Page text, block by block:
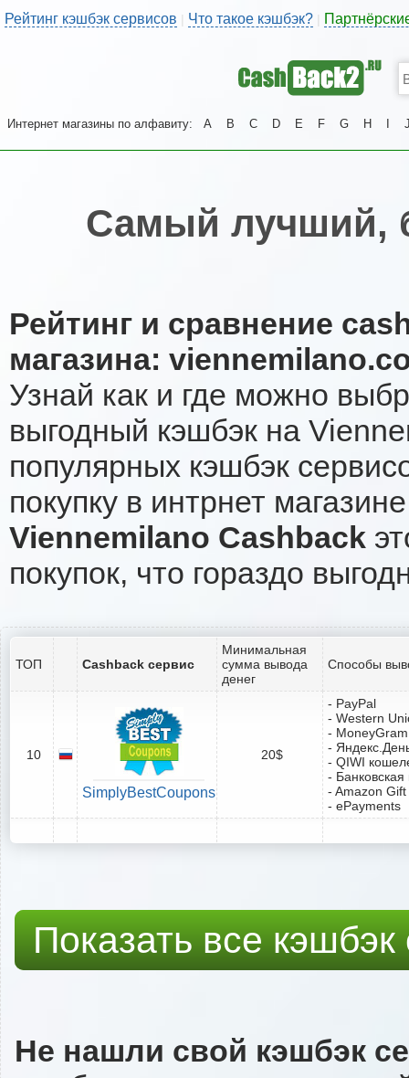
Рейтинг кэшбэк сервисов | Что такое кэшбэк?
Интернет магазины по алфавиту: A B C D E F G H
Самый лучший,
Рейтинг и сравнение
магазина:
Узнай как и где можно
выгодный кэшбэк на
популярных кэшбэк
покупку в интрнет
Viennemilano Cashback
покупок, что гораздо
ТОП Cashback сервис
Минимальная
сумма вывода
денег
Способы
10
SimplyBestCoupons
20$
- PayPal
- Western
- MoneyGram
-
- QIWI
-
- Amazon
- ePayments
Показать все
Не нашли свой кэшбэк